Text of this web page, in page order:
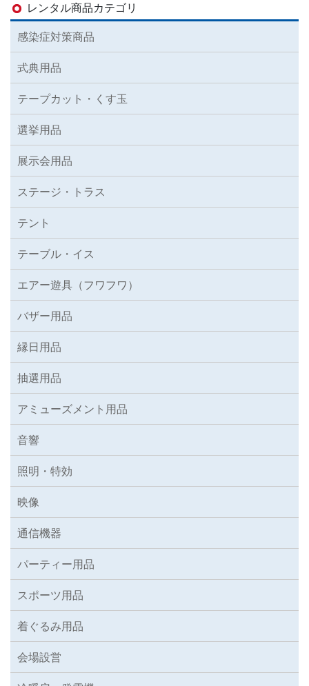
レンタル商品カテゴリ
感染症対策商品
式典用品
テープカット・くす玉
選挙用品
展示会用品
ステージ・トラス
テント
テーブル・イス
エアー遊具（フワフワ）
バザー用品
縁日用品
抽選用品
アミューズメント用品
音響
照明・特効
映像
通信機器
パーティー用品
スポーツ用品
着ぐるみ用品
会場設営